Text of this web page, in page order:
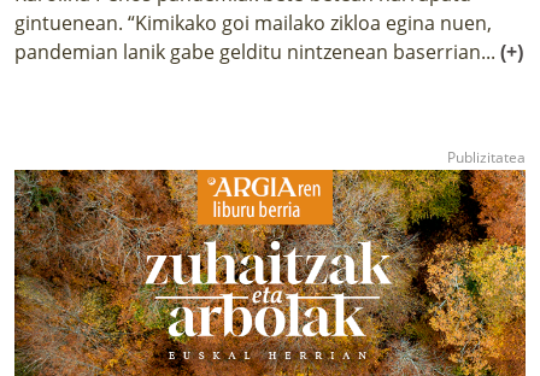
gintuenean. “Kimikako goi mailako zikloa egina nuen,
pandemian lanik gabe gelditu nintzenean baserrian... (+)